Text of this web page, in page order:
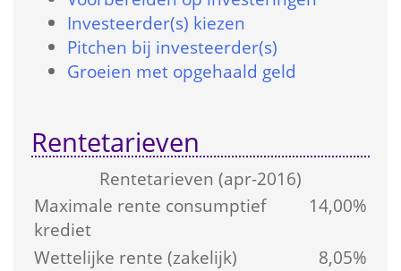
Investeerder(s) kiezen
Pitchen bij investeerder(s)
Groeien met opgehaald geld
Rentetarieven
Rente­tarieven (apr-2016)
Maximale rente consumptief
krediet
14,00%
Wettelijke rente (zakelijk)
8,05%